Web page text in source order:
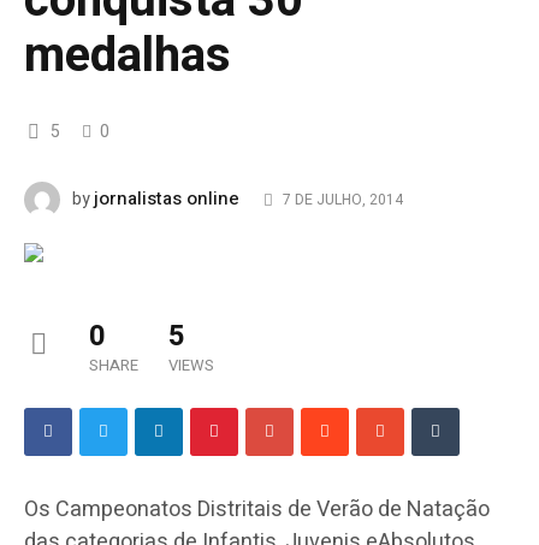
medalhas
5 0
byjornalistas online 7 DE JULHO, 2014
0
SHARE
5
VIEWS
Os Campeonatos Distritais de Verão de Natação